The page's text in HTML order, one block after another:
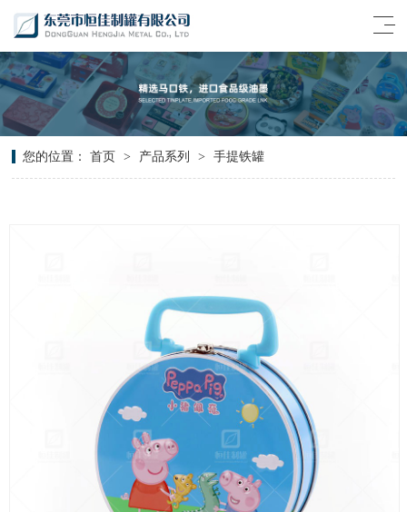
您的位置：首页 > 产品系列 > 手提铁罐